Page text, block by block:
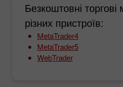
Безкоштовні
різних пристроїв:
MetaTrader4
MetaTrader5
WebTrader